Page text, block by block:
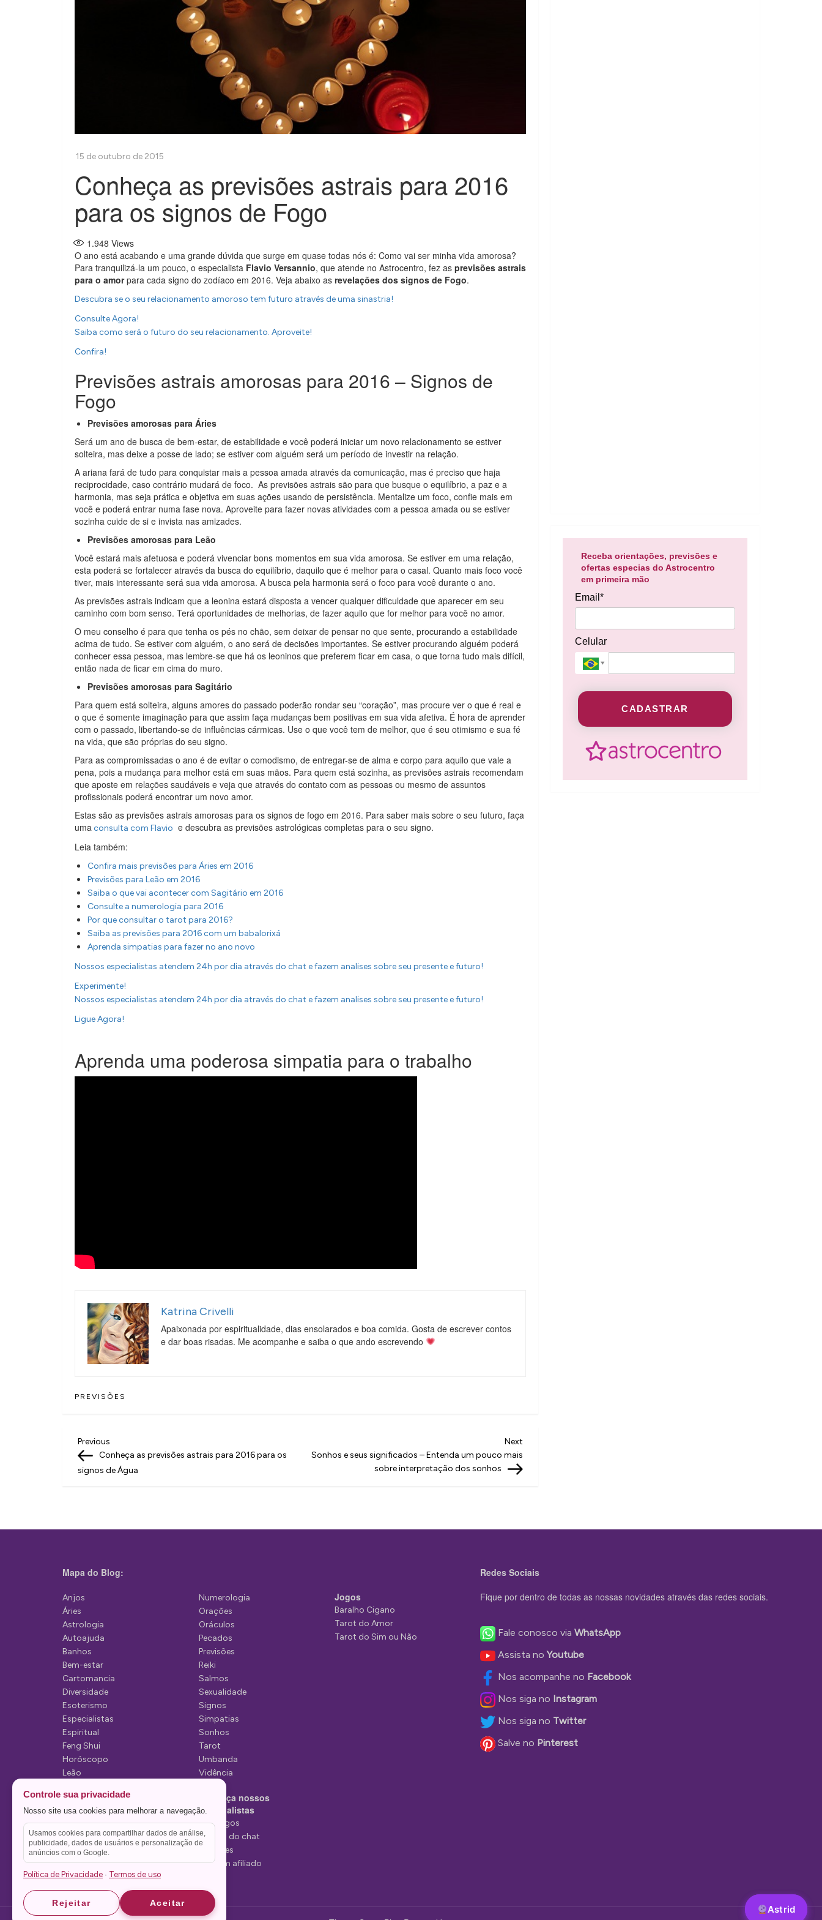
Conheça as previsões astrais para 2016
para os signos de Fogo
1.948 Views
O ano está acabando e uma grande dúvida que surge em quase todas nós é: Como vai ser minha vida amorosa?
Para tranquilizá-la um pouco, o especialista Flavio Versannio, que atende no Astrocentro, fez as previsões astrais
para o amorpara cada signo do zodíaco em 2016. Veja abaixo as revelações dos signos de Fogo.
Descubra se o seu relacionamento amoroso tem futuro através de uma sinastria!
Consulte Agora!
Saiba como será o futuro do seu relacionamento. Aproveite!
Confira!
Previsões astrais amorosas para 2016 – Signos de
Fogo
Previsões amorosas para Áries
Será um ano de busca de bem-estar, de estabilidade e você poderá iniciar um novo relacionamento se estiver
solteira, mas deixe a posse de lado; se estiver com alguém será um período de investir na relação.
A ariana fará de tudo para conquistar mais a pessoa amada através da comunicação, mas é preciso que haja
reciprocidade, caso contrário mudará de foco. As previsões astrais são para que busque o equilíbrio, a paz e a
harmonia, mas seja prática e objetiva em suas ações usando de persistência. Mentalize um foco, confie mais em
você e poderá entrar numa fase nova. Aproveite para fazer novas atividades com a pessoa amada ou se estiver
sozinha cuide de si e invista nas amizades.
Previsões amorosas para Leão
Você estará mais afetuosa e poderá vivenciar bons momentos em sua vida amorosa. Se estiver em uma relação,
esta poderá se fortalecer através da busca do equilíbrio, daquilo que é melhor para o casal. Quanto mais foco você
tiver, mais interessante será sua vida amorosa. A busca pela harmonia será o foco para você durante o ano.
As previsões astrais indicam que a leonina estará disposta a vencer qualquer dificuldade que aparecer em seu
caminho com bom senso. Terá oportunidades de melhorias, de fazer aquilo que for melhor para você no amor.
O meu conselho é para que tenha os pés no chão, sem deixar de pensar no que sente, procurando a estabilidade
acima de tudo. Se estiver com alguém, o ano será de decisões importantes. Se estiver procurando alguém poderá
conhecer essa pessoa, mas lembre-se que há os leoninos que preferem ficar em casa, o que torna tudo mais difícil,
então nada de ficar em cima do muro.
Previsões amorosas para Sagitário
Para quem está solteira, alguns amores do passado poderão rondar seu “coração”, mas procure ver o que é real e
o que é somente imaginação para que assim faça mudanças bem positivas em sua vida afetiva. É hora de aprender
com o passado, libertando-se de influências cármicas. Use o que você tem de melhor, que é seu otimismo e sua fé
na vida, que são próprias do seu signo.
Para as compromissadas o ano é de evitar o comodismo, de entregar-se de alma e corpo para aquilo que vale a
pena, pois a mudança para melhor está em suas mãos. Para quem está sozinha, as previsões astrais recomendam
que aposte em relações saudáveis e veja que através do contato com as pessoas ou mesmo de assuntos
profissionais poderá encontrar um novo amor.
Estas são as previsões astrais amorosas para os signos de fogo em 2016. Para saber mais sobre o seu futuro, faça
umaconsulta com Flavio e descubra as previsões astrológicas completas para o seu signo.
Leia também:
Confira mais previsões para Áries em 2016
Previsões para Leão em 2016
Saiba o que vai acontecer com Sagitário em 2016
Consulte a numerologia para 2016
Por que consultar o tarot para 2016?
Saiba as previsões para 2016 com um babalorixá
Aprenda simpatias para fazer no ano novo
Nossos especialistas atendem 24h por dia através do chat e fazem analises sobre seu presente e futuro!
Experimente!
Nossos especialistas atendem 24h por dia através do chat e fazem analises sobre seu presente e futuro!
Ligue Agora!
Aprenda uma poderosa simpatia para o trabalho
Katrina Crivelli
Apaixonada por espiritualidade, dias ensolarados e boa comida. Gosta de escrever contos
e dar boas risadas. Me acompanhe e saiba o que ando escrevendo
PREVISÕES
N
a
g
ç
o
d
e
P
o
s
t
Previous
Post
Previous
Conheça as previsões astrais para 2016 para os
signos de Água
Next
Sonhos e seus significados – Entenda um pouco mais
sobre interpretação dos sonhos
Receba orientações, previsões e
ofertas especias do Astrocentro
em primeira mão
Email*
Celular
CADASTRAR
Mapa do Blog:
Anjos
Áries
Astrologia
Autoajuda
Banhos
Bem-estar
Cartomancia
Diversidade
Esoterismo
Especialistas
Espiritual
Feng Shui
Horóscopo
Leão
Mediunidade
Mensagens
Numerologia
Orações
Oráculos
Pecados
Previsões
Reiki
Salmos
Sexualidade
Signos
Simpatias
Sonhos
Tarot
Umbanda
Vidência
Conheça nossos
Especialistas
Tarólogos
Estelas do chat
Videntes
Seja um afiliado
Jogos
Baralho Cigano
Tarot do Amor
Tarot do Sim ou Não
Redes Sociais
Fique por dentro de todas as nossas novidades através das redes sociais.
Fale conosco via WhatsApp
Assista noYoutube
Nos acompanhe no Facebook
Nos siga no Instagram
Nos siga no Twitter
Salve no Pinterest
Astrid
Astrid
Controle sua privacidade
Nosso site usa cookies para melhorar a navegação.
Usamos cookies para compartilhar dados de análise,
publicidade, dados de usuários e personalização de
anúncios com o Google.
Política de Privacidade · Termos de uso
Rejeitar Aceitar